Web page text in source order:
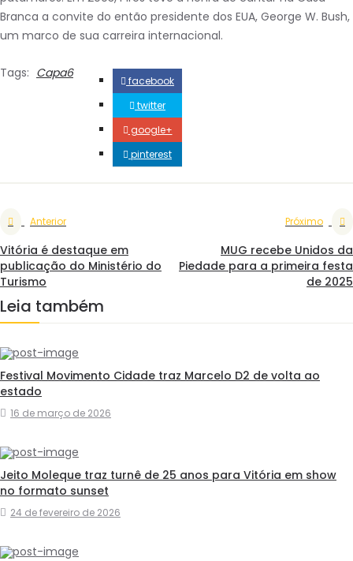
Branca a convite do então presidente dos EUA, George W. Bush,
um marco de sua carreira internacional.
Tags: Capa6
facebook
twitter
google+
pinterest
Anterior
Vitória é destaque em
publicação do Ministério do
Turismo
Próximo
MUG recebe Unidos da
Piedade para a primeira festa
de 2025
Leia também
Festival Movimento Cidade traz Marcelo D2 de volta ao
estado
16 de março de 2026
Jeito Moleque traz turnê de 25 anos para Vitória em show
no formato sunset
24 de fevereiro de 2026